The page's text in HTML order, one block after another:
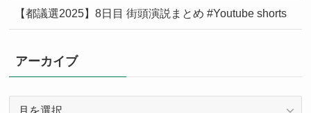
【都議選2025】8日目 街頭演説まとめ #Youtube shorts
アーカイブ